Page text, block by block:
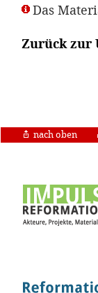
Das
Zurück zur
nach oben